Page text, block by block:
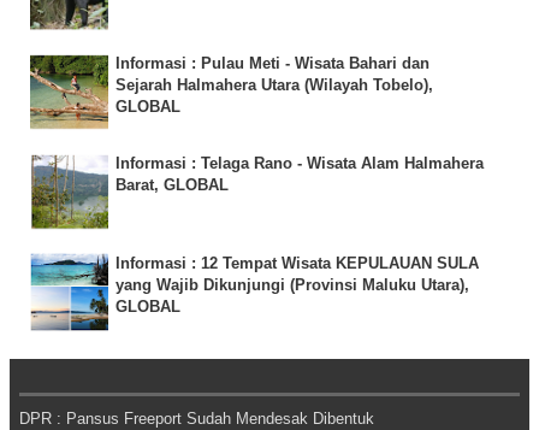
Informasi : Pulau Meti - Wisata Bahari dan
Sejarah Halmahera Utara (Wilayah Tobelo),
GLOBAL
Informasi : Telaga Rano - Wisata Alam Halmahera
Barat, GLOBAL
Informasi : 12 Tempat Wisata KEPULAUAN SULA
yang Wajib Dikunjungi (Provinsi Maluku Utara),
GLOBAL
DPR : Pansus Freeport Sudah Mendesak Dibentuk